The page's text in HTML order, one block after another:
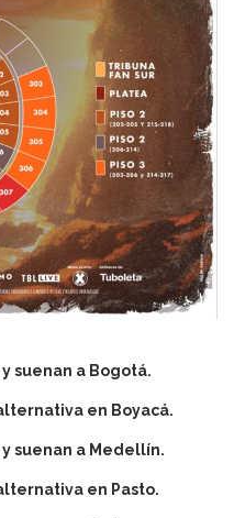
suenan a Bogotá.
en Boyacá.
suenan a Medellín.
en Pasto.